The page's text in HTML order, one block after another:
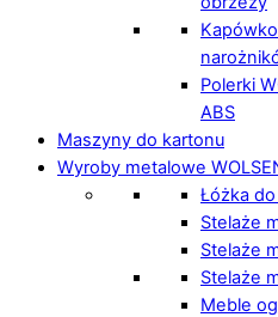
Polerki
ABS
Maszyny do kartonu
Wyroby metalowe
Łóżka
Stelaże
Stelaże
Stelaże
Meble